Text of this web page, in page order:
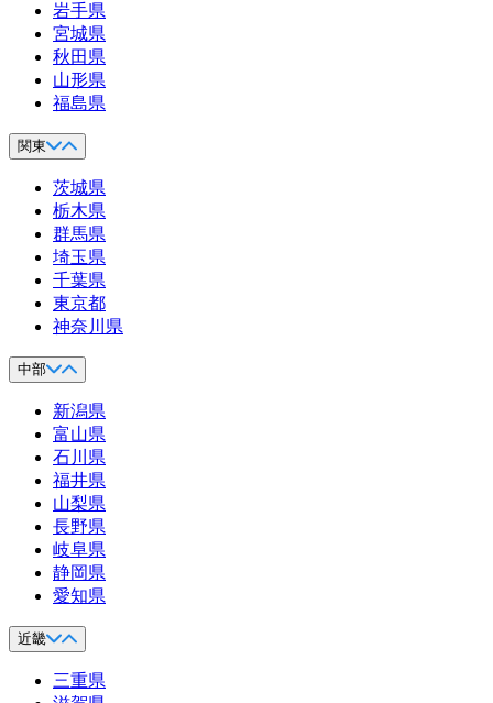
岩手県
宮城県
秋田県
山形県
福島県
関東
茨城県
栃木県
群馬県
埼玉県
千葉県
東京都
神奈川県
中部
新潟県
富山県
石川県
福井県
山梨県
長野県
岐阜県
静岡県
愛知県
近畿
三重県